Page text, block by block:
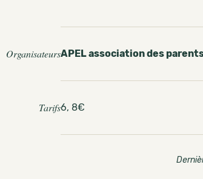
OrganisateursAPEL association des
Tarifs6, 8€